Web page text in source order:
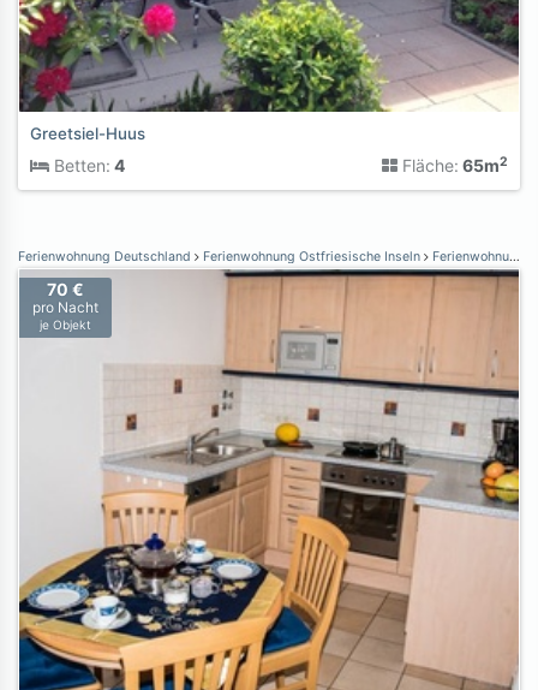
Greetsiel-Huus
Betten: 4 Fläche: 65m2
Ferienwohnung Deutschland Ferienwohnung Ostfriesische Inseln Ferienwohnung Borkum
70 €
pro Nacht
je Objekt